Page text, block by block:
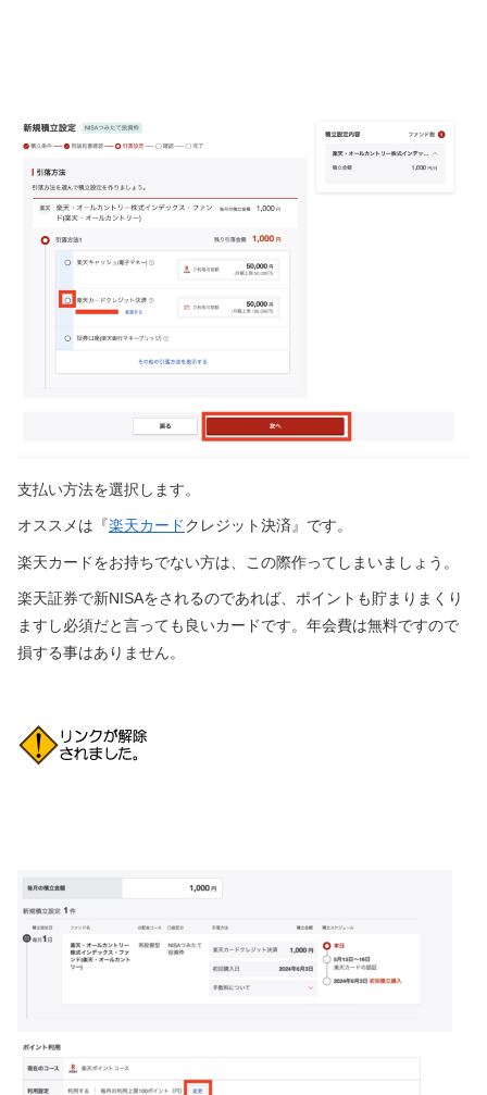
支払い方法を選択します。
オススメは『楽天カードクレジット決済』です。
楽天カードをお持ちでない方は、この際作ってしまいましょう。
楽天証券で新NISAをされるのであれば、ポイントも貯まりまくり
ますし必須だと言っても良いカードです。年会費は無料ですので
損する事はありません。